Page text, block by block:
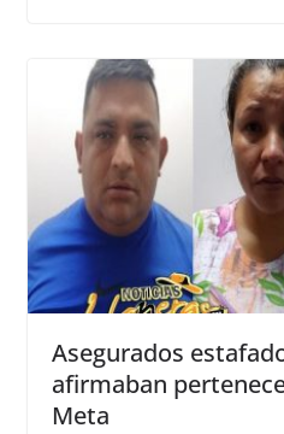
Asegurados
afirmaban
Meta